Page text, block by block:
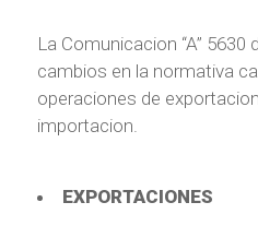
La Comunicacion “A” 5630
cambios en la normativa
operaciones de
importacion.
EXPORTACIONES